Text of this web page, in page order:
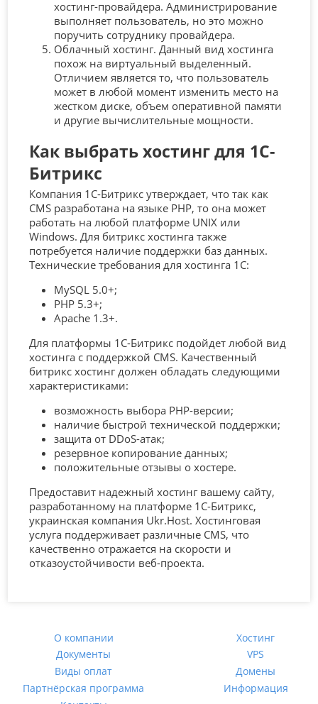
хостинг-провайдера. Администрирование
выполняет пользователь, но это можно
поручить сотруднику провайдера.
Облачный хостинг. Данный вид хостинга
похож на виртуальный выделенный.
Отличием является то, что пользователь
может в любой момент изменить место на
жестком диске, объем оперативной памяти
и другие вычислительные мощности.
Как выбрать хостинг для 1С-
Битрикс
Компания 1С-Битрикс утверждает, что так как
CMS разработана на языке PHP, то она может
работать на любой платформе UNIX или
Windows. Для битрикс хостинга также
потребуется наличие поддержки баз данных.
Технические требования для хостинга 1С:
MySQL 5.0+;
PHP 5.3+;
Apache 1.3+.
Для платформы 1С-Битрикс подойдет любой вид
хостинга с поддержкой CMS. Качественный
битрикс хостинг должен обладать следующими
характеристиками:
возможность выбора PHP-версии;
наличие быстрой технической поддержки;
защита от DDoS-атак;
резервное копирование данных;
положительные отзывы о хостере.
Предоставит надежный хостинг вашему сайту,
разработанному на платформе 1С-Битрикс,
украинская компания Ukr.Host. Хостинговая
услуга поддерживает различные CMS, что
качественно отражается на скорости и
отказоустойчивости веб-проекта.
О компании
Документы
Виды оплат
Партнёрская программа
Хостинг
VPS
Домены
Информация